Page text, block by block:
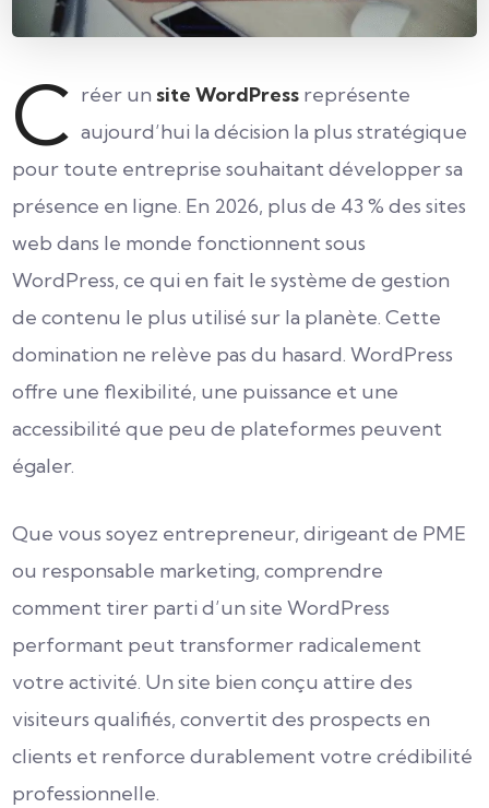
C réer un site WordPress représente
aujourd’hui la décision la plus stratégique
pour toute entreprise souhaitant développer sa
présence en ligne. En 2026, plus de 43 % des sites
web dans le monde fonctionnent sous
WordPress, ce qui en fait le système de gestion
de contenu le plus utilisé sur la planète. Cette
domination ne relève pas du hasard. WordPress
offre une flexibilité, une puissance et une
accessibilité que peu de plateformes peuvent
égaler.
Que vous soyez entrepreneur, dirigeant de PME
ou responsable marketing, comprendre
comment tirer parti d’un site WordPress
performant peut transformer radicalement
votre activité. Un site bien conçu attire des
visiteurs qualifiés, convertit des prospects en
clients et renforce durablement votre crédibilité
professionnelle.